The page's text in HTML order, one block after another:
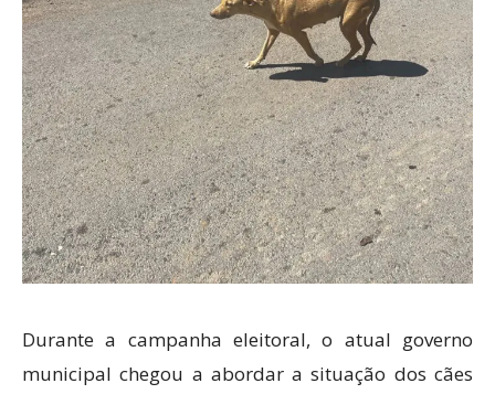
Durante a campanha eleitoral, o atual governo
municipal chegou a abordar a situação dos cães